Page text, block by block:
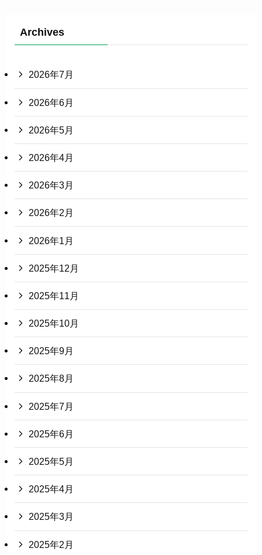
Archives
2026年7月
2026年6月
2026年5月
2026年4月
2026年3月
2026年2月
2026年1月
2025年12月
2025年11月
2025年10月
2025年9月
2025年8月
2025年7月
2025年6月
2025年5月
2025年4月
2025年3月
2025年2月